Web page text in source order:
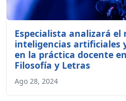
Especialista analizará el
inteligencias artificiales
en la práctica docente
Filosofía y Letras
Ago 28, 2024